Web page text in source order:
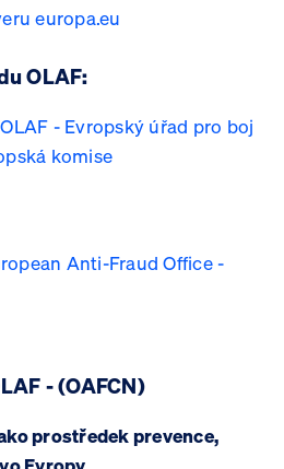
europa.eu
OLAF​:
- Evropský úřad pro boj
komise
Anti-Fraud Office -
- (OAFCN)
prostředek prevence,